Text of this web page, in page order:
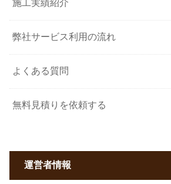
施工実績紹介
弊社サービス利用の流れ
よくある質問
無料見積りを依頼する
運営者情報